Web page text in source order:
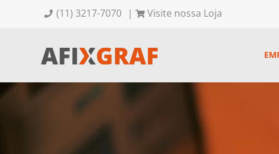
(11) 3217-7070 | Visite nossa Loja